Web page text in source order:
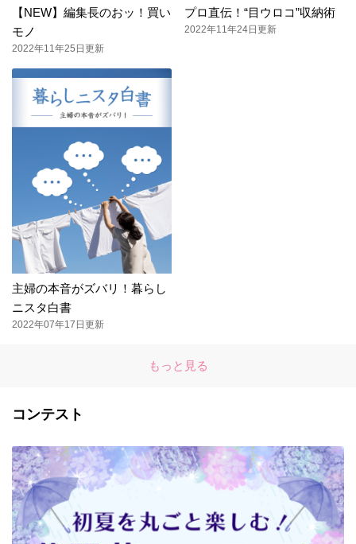
【NEW】編集長のおッ！買い
モノ
2022年11年25日更新
プロ直伝！“目ウロコ”収納術
2022年11年24日更新
主婦の本音がズバリ！暮らし
ニスタ白書
2022年07年17日更新
もっと見る
コンテスト